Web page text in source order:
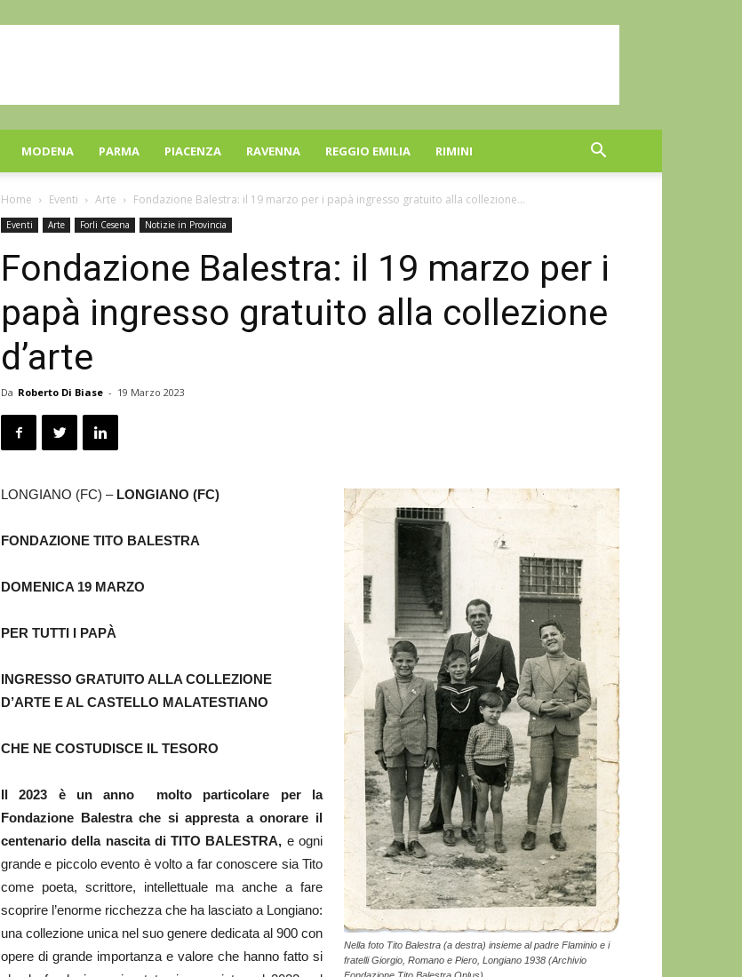
MODENA PARMA PIACENZA RAVENNA REGGIO EMILIA RIMINI
Home Eventi Arte Fondazione Balestra: il 19 marzo per i papà ingresso gratuito alla collezione...
Eventi Arte Forli Cesena Notizie in Provincia
Fondazione Balestra: il 19 marzo per i
papà ingresso gratuito alla collezione
d’arte
Da Roberto Di Biase - 19 Marzo 2023
Nella foto Tito Balestra (a destra) insieme al padre Flaminio e i
fratelli Giorgio, Romano e Piero, Longiano 1938 (Archivio
LONGIANO (FC) – LONGIANO (FC)
FONDAZIONE TITO BALESTRA
DOMENICA 19 MARZO
PER TUTTI I PAPÀ
INGRESSO GRATUITO ALLA COLLEZIONE
D’ARTE E AL CASTELLO MALATESTIANO
CHE NE COSTUDISCE IL TESORO
Il 2023 è un anno molto particolare per la
Fondazione Balestra che si appresta a onorare il
centenario della nascita di TITO BALESTRA, e ogni
grande e piccolo evento è volto a far conoscere sia Tito
come poeta, scrittore, intellettuale ma anche a fare
scoprire l’enorme ricchezza che ha lasciato a Longiano:
una collezione unica nel suo genere dedicata al 900 con
opere di grande importanza e valore che hanno fatto si